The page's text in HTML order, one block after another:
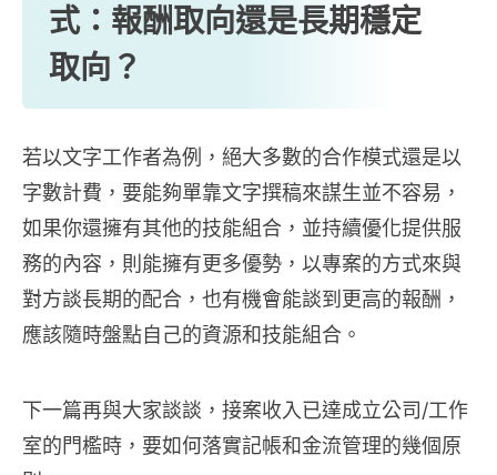
式：報酬取向還是長期穩定
取向 ？
若以文字工作者為例，絕大多數的合作模式還是以
字數計費，要能夠單靠文字撰稿來謀生並不容易，
如果你還擁有其他的技能組合，並持續優化提供服
務的內容，則能擁有更多優勢，以專案的方式來與
對方談長期的配合，也有機會能談到更高的報酬，
應該隨時盤點自己的資源和技能組合。
下一篇再與大家談談，接案收入已達成立公司/工作
室的門檻時，要如何落實記帳和金流管理的幾個原